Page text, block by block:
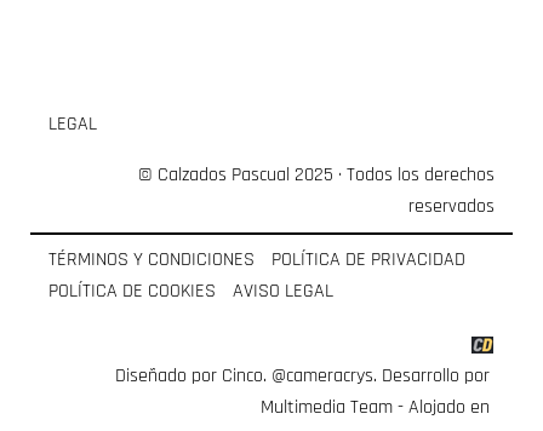
LEGAL
© Calzados Pascual 2025 · Todos los derechos
reservados
TÉRMINOS Y CONDICIONES
POLÍTICA DE PRIVACIDAD
POLÍTICA DE COOKIES
AVISO LEGAL
Diseñado por Cinco. @cameracrys. Desarrollo por
Multimedia Team- Alojado en